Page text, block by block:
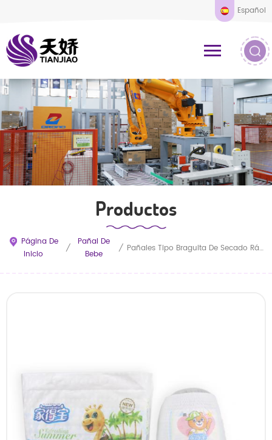
Español
Productos
Página De
Inicio
/
Pañal De
Bebe
/ Pañales Tipo Braguita De Secado Rápido, Cómodos Y Desechables Para Bebés Activos. Braguitas De Entrenamiento Altamente Absorbentes.